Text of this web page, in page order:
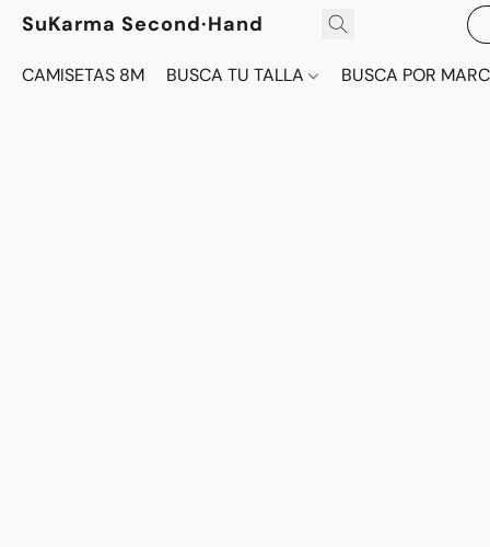
SuKarma Second·Hand
CAMISETAS 8M BUSCA TU TALLA BUSCA POR